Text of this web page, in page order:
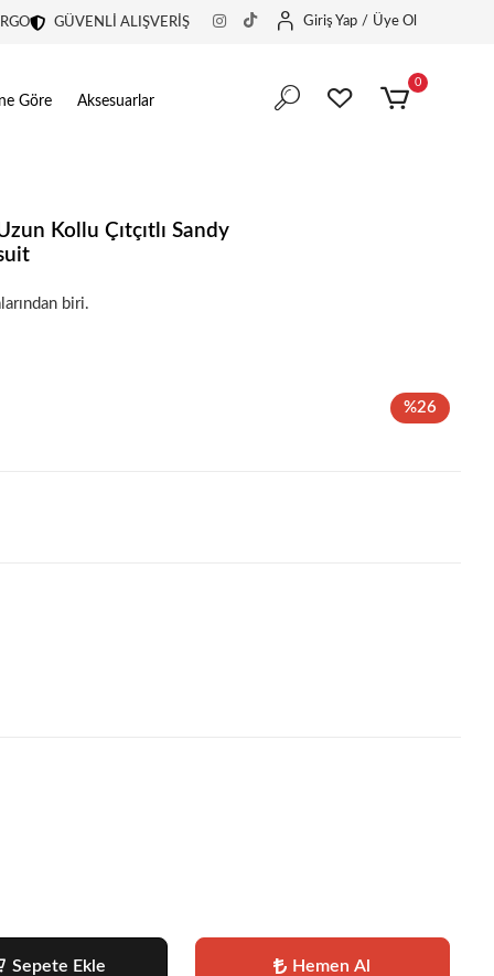
GÜVENLİ ALIŞVERİŞ Giriş Yap / Üye Ol
Göre Aksesuarlar
0
Kollu Çıtçıtlı Sandy
biri.
%26
Sepete Ekle Hemen Al